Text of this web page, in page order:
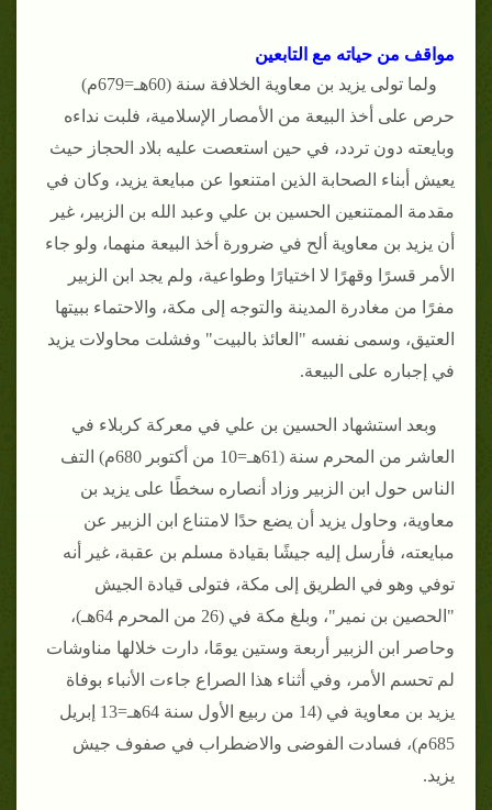
مواقف من حياته مع التابعين
ولما تولى يزيد بن معاوية الخلافة سنة (60هـ=679م)
حرص على أخذ البيعة من الأمصار الإسلامية، فلبت نداءه
وبايعته دون تردد، في حين استعصت عليه بلاد الحجاز حيث
يعيش أبناء الصحابة الذين امتنعوا عن مبايعة يزيد، وكان في
مقدمة الممتنعين الحسين بن علي وعبد الله بن الزبير، غير
أن يزيد بن معاوية ألح في ضرورة أخذ البيعة منهما، ولو جاء
الأمر قسرًا وقهرًا لا اختيارًا وطواعية، ولم يجد ابن الزبير
مفرًا من مغادرة المدينة والتوجه إلى مكة، والاحتماء ببيتها
العتيق، وسمى نفسه "العائذ بالبيت" وفشلت محاولات يزيد
في إجباره على البيعة.
وبعد استشهاد الحسين بن علي في معركة كربلاء في
العاشر من المحرم سنة (61هـ=10 من أكتوبر 680م) التف
الناس حول ابن الزبير وزاد أنصاره سخطًا على يزيد بن
معاوية، وحاول يزيد أن يضع حدًا لامتناع ابن الزبير عن
مبايعته، فأرسل إليه جيشًا بقيادة مسلم بن عقبة، غير أنه
توفي وهو في الطريق إلى مكة، فتولى قيادة الجيش
"الحصين بن نمير"، وبلغ مكة في (26 من المحرم 64هـ)،
وحاصر ابن الزبير أربعة وستين يومًا، دارت خلالها مناوشات
لم تحسم الأمر، وفي أثناء هذا الصراع جاءت الأنباء بوفاة
يزيد بن معاوية في (14 من ربيع الأول سنة 64هـ=13 إبريل
685م)، فسادت الفوضى والاضطراب في صفوف جيش
يزيد.